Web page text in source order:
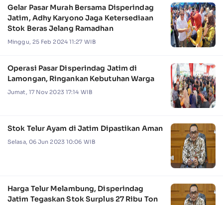
Gelar Pasar Murah Bersama Disperindag
Jatim, Adhy Karyono Jaga Ketersediaan
Stok Beras Jelang Ramadhan
Minggu, 25 Feb 2024 11:27 WIB
Operasi Pasar Disperindag Jatim di
Lamongan, Ringankan Kebutuhan Warga
Jumat, 17 Nov 2023 17:14 WIB
Stok Telur Ayam di Jatim Dipastikan Aman
Selasa, 06 Jun 2023 10:06 WIB
Harga Telur Melambung, Disperindag
Jatim Tegaskan Stok Surplus 27 Ribu Ton